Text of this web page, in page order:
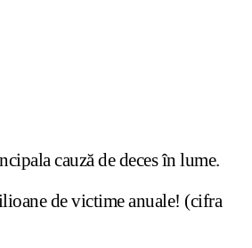
cauză de deces în lume.
de victime anuale! (cifra